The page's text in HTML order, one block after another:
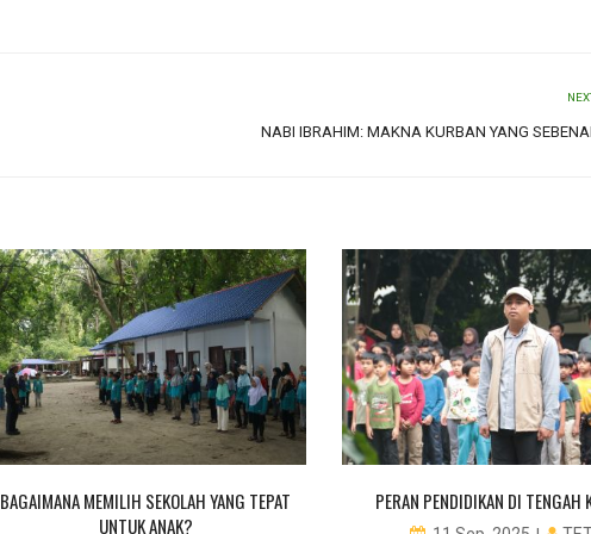
NABI IBRAHIM: MAKNA KURBAN YANG
BAGAIMANA MEMILIH SEKOLAH YANG TEPAT
UNTUK ANAK?
PERAN PENDIDIKAN DI TENGAH